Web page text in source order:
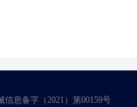
息备字（2021）第00159号